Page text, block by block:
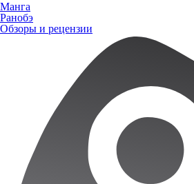
Манга
Ранобэ
Обзоры и рецензии